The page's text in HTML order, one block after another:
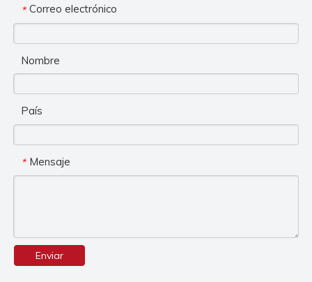
* Correo electrónico
Nombre
País
* Mensaje
Enviar